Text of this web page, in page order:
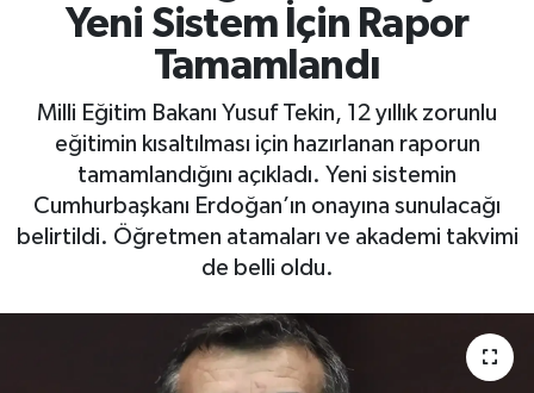
Yeni Sistem İçin Rapor
Tamamlandı
Milli Eğitim Bakanı Yusuf Tekin, 12 yıllık zorunlu
eğitimin kısaltılması için hazırlanan raporun
tamamlandığını açıkladı. Yeni sistemin
Cumhurbaşkanı Erdoğan’ın onayına sunulacağı
belirtildi. Öğretmen atamaları ve akademi takvimi
de belli oldu.
Yaşam